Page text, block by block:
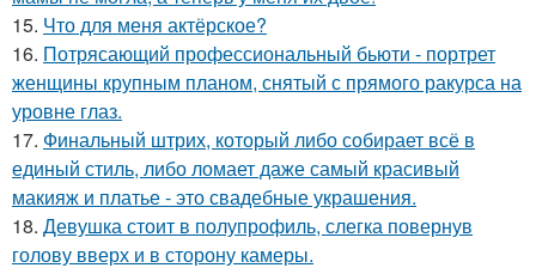
15. Что для меня актёрское?
16. Потрясающий профессиональный бьюти - портрет
женщины крупным планом, снятый с прямого ракурса на
уровне глаз.
17. Финальный штрих, который либо собирает всё в
единый стиль, либо ломает даже самый красивый
макияж и платье - это свадебные украшения.
18. Девушка стоит в полупрофиль, слегка повернув
голову вверх и в сторону камеры.